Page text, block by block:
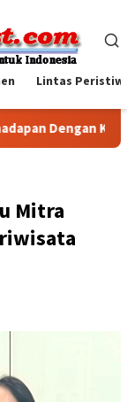
Lintas
Dengan
Mitra